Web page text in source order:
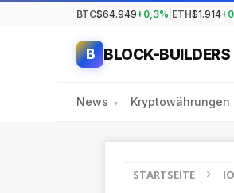
BTC$64.949+0,3% ETH$1.914
B BLOCK-BUILDERS
News ▾ Kryptowährungen
STARTSEITE